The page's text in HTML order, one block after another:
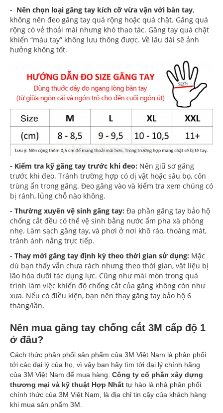
- Nên chọn loại găng tay kích cỡ vừa vặn với bàn tay,
không nên đeo găng tay quá rộng hoặc quá chật. Găng quá
rộng có vẻ thoải mái nhưng khó thao tác. Găng tay quá chật
khiến “máu tay” không lưu thông được. Về lâu dài sẽ ảnh
hưởng không tốt.
- Kiểm tra kỹ găng tay trước khi đeo: Nên giũ sơ găng
trước khi đeo. Tránh trường hợp có dị vật hoặc sâu bọ, côn
trùng ẩn trong găng. Đeo găng vào và kiểm tra xem chúng có
bị ránh, lủng chỗ nào không.
- Thường xuyên vệ sinh găng tay: Đa phần găng tay bảo hộ
chống cắt đều có thể vệ sinh bằng nước ấm pha xà phòng
nhẹ. Làm sạch găng tay, và phơi ở nơi khô ráo, thoáng mát,
tránh ánh nắng trực tiếp.
- Thay mới găng tay định kỳ theo thời gian sử dụng: Mặc
dù bạn thấy vẫn chưa rách nhưng theo thời gian, vật liệu bị
lão hóa dưỡi tác dụng lực. Cũng như mài mòn trong quá
trình làm việc khiến độ chống cắt của găng không còn như
xưa. Nếu có điều kiện, bạn nên thay găng tay bảo hộ 6
tháng/lần.
Nên mua găng tay chống cắt 3M cấp độ 1
ở đâu?
Cách thức phân phối sản phẩm của 3M Việt Nam là phân phối
tới các đại lý của họ, vì vậy bạn hãy tìm tới đại lý chính hãng
của 3M Việt Nam để mua hàng. Công ty cổ phần xây dựng
thương mại và kỹ thuật Hợp Nhất tự hào là nhà phân phối
chính thức của 3M Việt Nam, là địa chỉ tin cậy của khách hàng
khi mua sản phẩm 3M.